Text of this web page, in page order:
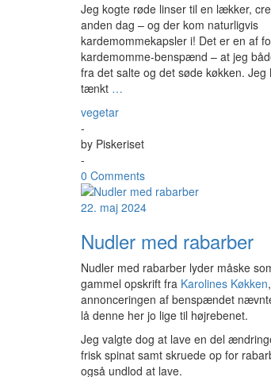
Jeg kogte røde linser til en lækker,
anden dag – og der kom naturligvis
kardemommekapsler i! Det er en af
kardemomme-benspænd – at jeg
fra det salte og det søde køkken. Jeg
tænkt …
vegetar
-
by Piskeriset
-
0 Comments
22. maj 2024
Nudler med rabarber
Nudler med rabarber lyder måske
gammel opskrift fra Karolines Køkken
annonceringen af benspændet
lå denne her jo lige til højrebenet.
Jeg valgte dog at lave en del
frisk spinat samt skruede op for
også undlod at lave.